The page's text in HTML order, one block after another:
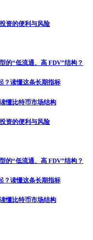
资的便利与风险
的“低流通、高 FDV”结构？
？读懂这条长期指标
懂比特币市场结构
资的便利与风险
的“低流通、高 FDV”结构？
？读懂这条长期指标
懂比特币市场结构